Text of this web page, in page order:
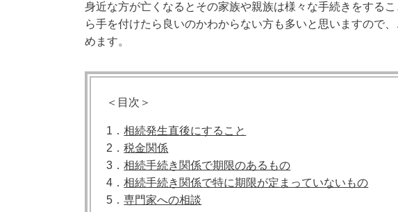
身近な方が亡くなるとその家族や親族は様々な手続きをする
ら手を付けたら良いのかわからない方も多いと思いますので
めます。
＜目次＞
1．相続発生直後にすること
2．税金関係
3．相続手続き関係で期限のあるもの
4．相続手続き関係で特に期限が定まっていないもの
5．専門家への相談